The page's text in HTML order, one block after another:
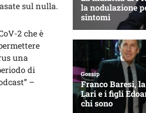
sul nulla.
2 che è
una
di
–